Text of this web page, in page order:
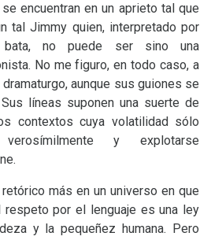
encuentran en un aprieto tal que
tal Jimmy quien, interpretado por
bata, no puede ser sino una
No me figuro, en todo caso, a
aunque sus guiones se
líneas suponen una suerte de
contextos cuya volatilidad sólo
y explotarse
más en un universo en que
por el lenguaje es una ley
y la pequeñez humana. Pero